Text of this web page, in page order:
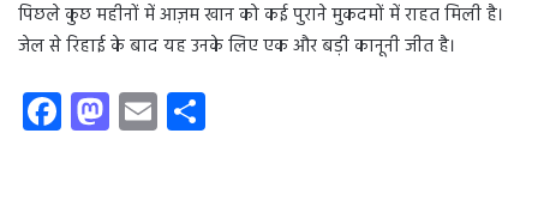
पिछले कुछ महीनों में आज़म खान को कई पुराने मुकदमों में राहत मिली है।
जेल से रिहाई के बाद यह उनके लिए एक और बड़ी कानूनी जीत है।
Fa
ce
M
as
E
m